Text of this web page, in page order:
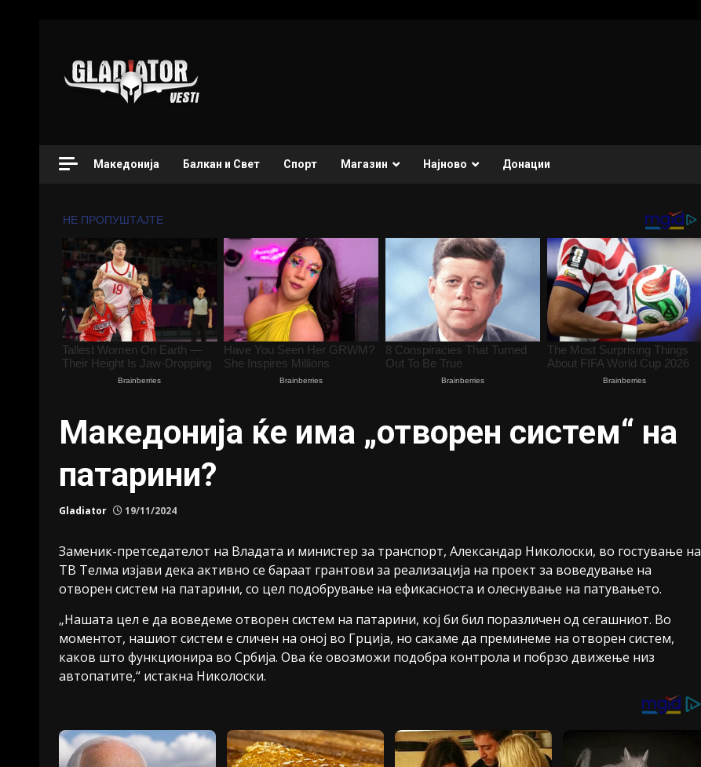
Македонија Балкан и Свет Спорт Магазин Најново Донации
Македонија ќе има „отворен систем“ на
патарини?
Gladiator 19/11/2024
Заменик-претседателот на Владата и министер за транспорт, Александар Николоски, во гостување на
ТВ Телма изјави дека активно се бараат грантови за реализација на проект за воведување на
отворен систем на патарини, со цел подобрување на ефикасноста и олеснување на патувањето.
„Нашата цел е да воведеме отворен систем на патарини, кој би бил поразличен од сегашниот. Во
моментот, нашиот систем е сличен на оној во Грција, но сакаме да преминеме на отворен систем,
каков што функционира во Србија. Ова ќе овозможи подобра контрола и побрзо движење низ
автопатите,“ истакна Николоски.